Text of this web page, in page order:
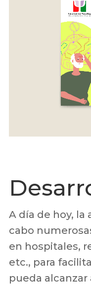
A día de hoy, la
cabo
en hospitales,
etc., para
pueda